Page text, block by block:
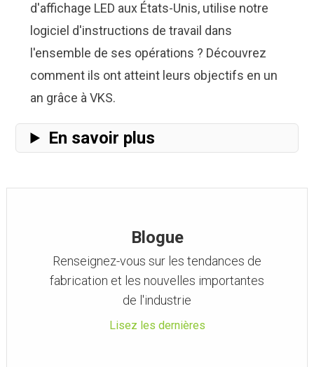
d'affichage LED aux États-Unis, utilise notre
logiciel d'instructions de travail dans
l'ensemble de ses opérations ? Découvrez
comment ils ont atteint leurs objectifs en un
an grâce à VKS.
En savoir plus
Blogue
Renseignez-vous sur les tendances de
fabrication et les nouvelles importantes
de l'industrie
Lisez les dernières